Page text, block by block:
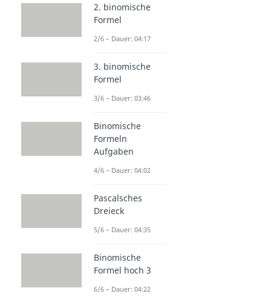
2. binomische
Formel
2/6 – Dauer: 04:17
3. binomische
Formel
3/6 – Dauer: 03:46
Binomische
Formeln
Aufgaben
4/6 – Dauer: 04:02
Pascalsches
Dreieck
5/6 – Dauer: 04:35
Binomische
Formel hoch 3
6/6 – Dauer: 04:22